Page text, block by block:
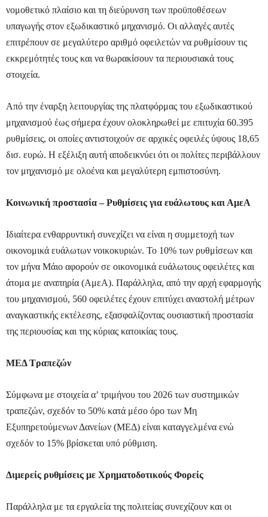
νομοθετικό πλαίσιο και τη διεύρυνση των προϋποθέσεων
υπαγωγής στον εξωδικαστικό μηχανισμό. Οι αλλαγές αυτές
επιτρέπουν σε μεγαλύτερο αριθμό οφειλετών να ρυθμίσουν τις
εκκρεμότητές τους και να θωρακίσουν τα περιουσιακά τους
στοιχεία.
Από την έναρξη λειτουργίας της πλατφόρμας του εξωδικαστικού
μηχανισμού έως σήμερα έχουν ολοκληρωθεί με επιτυχία 60.395
ρυθμίσεις, οι οποίες αντιστοιχούν σε αρχικές οφειλές ύψους 18,65
δισ. ευρώ. Η εξέλιξη αυτή αποδεικνύει ότι οι πολίτες περιβάλλουν
τον μηχανισμό με ολοένα και μεγαλύτερη εμπιστοσύνη.
Κοινωνική προστασία – Ρυθμίσεις για ευάλωτους και ΑμεΑ
Ιδιαίτερα ενθαρρυντική συνεχίζει να είναι η συμμετοχή των
οικονομικά ευάλωτων νοικοκυριών. Το 10% των ρυθμίσεων και
τον μήνα Μάιο αφορούν σε οικονομικά ευάλωτους οφειλέτες και
άτομα με αναπηρία (ΑμεΑ). Παράλληλα, από την αρχή εφαρμογής
του μηχανισμού, 560 οφειλέτες έχουν επιτύχει αναστολή μέτρων
αναγκαστικής εκτέλεσης, εξασφαλίζοντας ουσιαστική προστασία
της περιουσίας και της κύριας κατοικίας τους.
ΜΕΔ Τραπεζών
Σύμφωνα με στοιχεία α’ τριμήνου του 2026 των συστημικών
τραπεζών, σχεδόν το 50% κατά μέσο όρο των Μη
Εξυπηρετούμενων Δανείων (ΜΕΔ) είναι καταγγελμένα ενώ
σχεδόν το 15% βρίσκεται υπό ρύθμιση.
Διμερείς ρυθμίσεις με Χρηματοδοτικούς Φορείς
Παράλληλα με τα εργαλεία της πολιτείας συνεχίζουν και οι